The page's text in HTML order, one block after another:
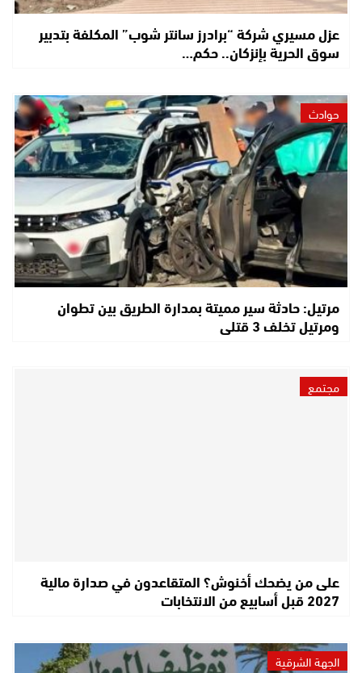
عزل مسيري شركة “برادرز سانتر شوب” المكلفة بتدبير
سوق الحرية بإنزكان.. حكم…
حوادث
مرتيل: حادثة سير مميتة بمدارة الطريق بين تطوان
ومرتيل تخلف 3 قتلى
مجتمع
على من يضحك أخنوش؟ المتقاعدون في صدارة مالية
2027 قبل أسابيع من الانتخابات
الجهة الشرقية